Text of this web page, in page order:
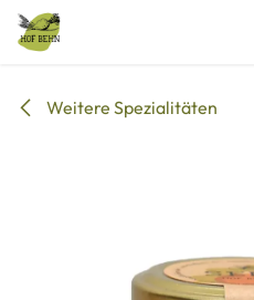
Zum Inhalt springen
Weitere Spezialitäten